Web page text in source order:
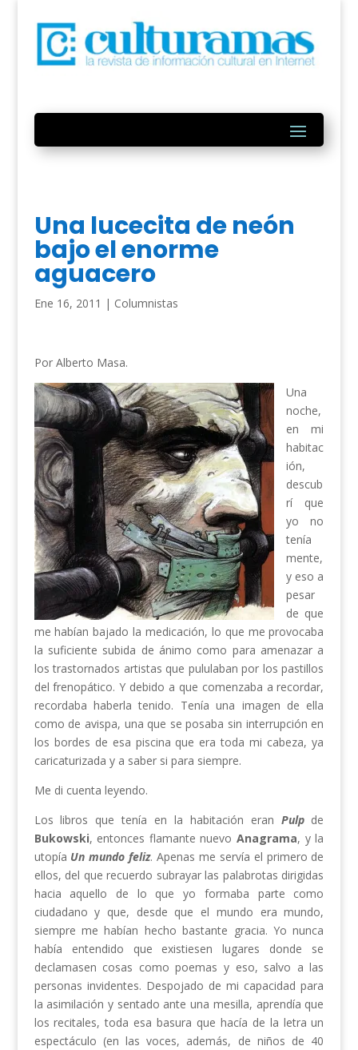
Una lucecita de neón
bajo el enorme
aguacero
Ene 16, 2011 | Columnistas
Por Alberto Masa.
Una
noche,
en mi
habitac
ión,
descub
rí que
yo no
tenía
mente,
y eso a
pesar
de que
me habían bajado la medicación, lo que me provocaba
la suficiente subida de ánimo como para amenazar a
los trastornados artistas que pululaban por los pastillos
del frenopático. Y debido a que comenzaba a recordar,
recordaba haberla tenido. Tenía una imagen de ella
como de avispa, una que se posaba sin interrupción en
los bordes de esa piscina que era toda mi cabeza, ya
caricaturizada y a saber si para siempre.
Me di cuenta leyendo.
Los libros que tenía en la habitación eran Pulpde
Bukowski, entonces flamante nuevoAnagrama, y la
utopía Un mundo feliz. Apenas me servía el primero de
ellos, del que recuerdo subrayar las palabrotas dirigidas
hacia aquello de lo que yo formaba parte como
ciudadano y que, desde que el mundo era mundo,
siempre me habían hecho bastante gracia. Yo nunca
había entendido que existiesen lugares donde se
declamasen cosas como poemas y eso, salvo a las
personas invidentes. Despojado de mi capacidad para
la asimilación y sentado ante una mesilla, aprendía que
los recitales, toda esa basura que hacía de la letra un
espectáculo (en las voces, además, de niños de 40